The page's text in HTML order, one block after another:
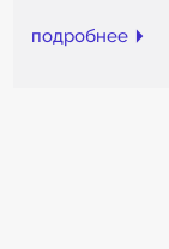
подробнее